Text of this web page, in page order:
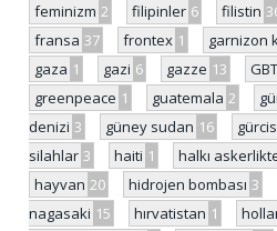
feminizm 2 filipinler 6 filistin
fransa 37 frontex 1 garnizon
gaza 1 gazi 6 gazze 13 GBT
greenpeace 1 guatemala 2
denizi 3 güney sudan 16
silahlar 3 haiti 1 halkı
hayvan 20 hidrojen bombası 3
nagasaki 15 hırvatistan 1